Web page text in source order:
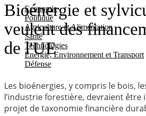
Economie
Politique
Agriculture et Alimentation
Santé
Technologies
Energie, Environnement et Transport
Défense
Bioénergie et
veulent des
de l'UE
Les bioénergies, y compris le bois,
l’industrie forestière, devraient être
projet de taxonomie financière